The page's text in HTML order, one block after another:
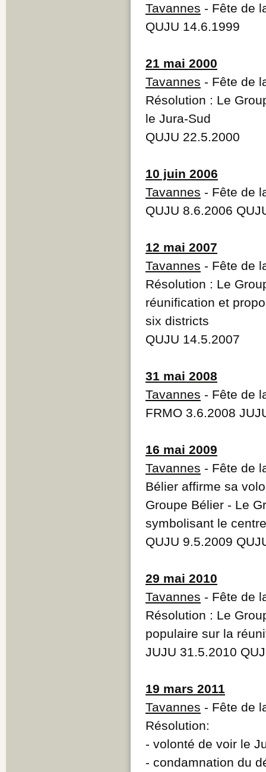
Tavannes - Fête de
QUJU 14.6.1999
21 mai 2000
Tavannes - Fête de
Résolution : Le
le Jura-Sud
QUJU 22.5.2000
10 juin 2006
Tavannes - Fête de
QUJU 8.6.2006
12 mai 2007
Tavannes - Fête de
Résolution : Le
réunification et
six districts
QUJU 14.5.2007
31 mai 2008
Tavannes - Fête de
FRMO 3.6.2008
16 mai 2009
Tavannes - Fête de
Bélier affirme sa
Groupe Bélier - Le
symbolisant le
QUJU 9.5.2009
29 mai 2010
Tavannes - Fête de
Résolution : Le
populaire sur la
JUJU 31.5.2010
19 mars 2011
Tavannes - Fête de
Résolution:
- volonté de voir le
- condamnation du